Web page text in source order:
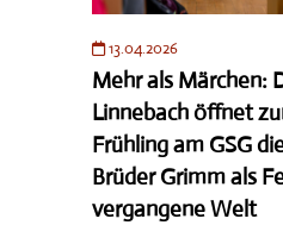
13.04.2026
Mehr als Märchen:
Linnebach öffnet
Frühling am GSG
Brüder Grimm als
vergangene Welt